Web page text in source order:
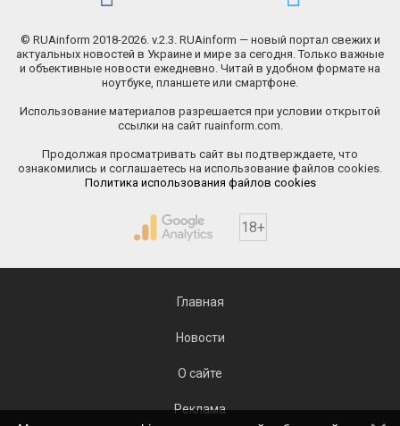
© RUAinform 2018-2026. v.2.3. RUAinform — новый портал свежих и
актуальных новостей в Украине и мире за сегодня. Только важные
и объективные новости ежедневно. Читай в удобном формате на
ноутбуке, планшете или смартфоне.
Использование материалов разрешается при условии открытой
ссылки на сайт ruainform.com.
Продолжая просматривать сайт вы подтверждаете, что
ознакомились и соглашаетесь на использование файлов cookies.
Политика использования файлов cookies
18+
Главная
Новости
О сайте
Реклама